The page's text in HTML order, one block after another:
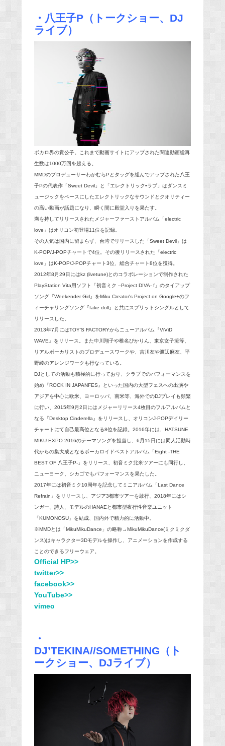
・八王子P（トークショー、DJ
ライブ）
ボカロ界の貴公子。これまで動画サイトにアップされた関連動画総再
生数は1000万回を超える。
MMDのプロデューサーわかむらPとタッグを組んでアップされた八王
子Pの代表作「Sweet Devil」と「エレクトリック•ラブ」はダンスミ
ュージックをベースにしたエレクトリックなサウンドとクオリティー
の高い動画が話題になり、瞬く間に殿堂入りを果たす。
満を持してリリースされたメジャーファーストアルバム「electric
love」はオリコン初登場11位を記録。
その人気は国内に留まらず、台湾でリリースした「Sweet Devil」は
K-POP/J-POPチャートで4位。その後リリースされた「electric
love」はK-POP/J-POPチャート3位、総合チャート8位を獲得。
2012年8月29日にはkz (livetune)とのコラボレーションで制作された
PlayStation Vita用ソフト「初音ミク –Project DIVA- f」のタイアップ
ソング『Weekender Girl』をMiku Creator's Project on Google+のフ
ィーチャリングソング『fake doll』と共にスプリットシングルとして
リリースした。
2013年7月にはTOY'S FACTORYからニューアルバム『ViViD
WAVE』をリリース。また中川翔子や椎名ぴかりん、東京女子流等、
リアルボーカリストのプロデュースワークや、吉川友や渡辺麻友、平
野綾のアレンジワークも行なっている。
DJとしての活動も積極的に行っており、クラブでのパフォーマンスを
始め『ROCK IN JAPANFES』といった国内の大型フェスへの出演や
アジアを中心に欧米、ヨーロッパ、南米等、海外でのDJプレイも頻繁
に行い、2015年9月2日にはメジャーリリース4枚目のフルアルバムと
なる『Desktop Cinderella』をリリースし、オリコンJ-POPデイリー
チャートにて自己最高位となる8位を記録。2016年には、HATSUNE
MIKU EXPO 2016のテーマソングを担当し、6月15日には同人活動時
代からの集大成となるボーカロイドベストアルバム「Eight -THE
BEST OF 八王子P-」をリリース、初音ミク北米ツアーにも同行し、
ニューヨーク、シカゴでもパフォーマンスを果たした。
2017年には初音ミク10周年を記念してミニアルバム「Last Dance
Refrain」をリリースし、アジア3都市ツアーを敢行、2018年にはシ
ンガー、詩人、モデルのHANAEと都市型夜行性音楽ユニット
「KUMONOSU」を結成、国内外で精力的に活動中。
※MMDとは「MikuMikuDance」の略称→MikuMikuDance(ミクミクダ
ンス)はキャラクター3Dモデルを操作し、アニメーションを作成する
ことのできるフリーウェア。
Official HP>>
twitter>>
facebook>>
YouTube>>
vimeo
・
DJ’TEKINA//SOMETHING（ト
ークショー、DJライブ）